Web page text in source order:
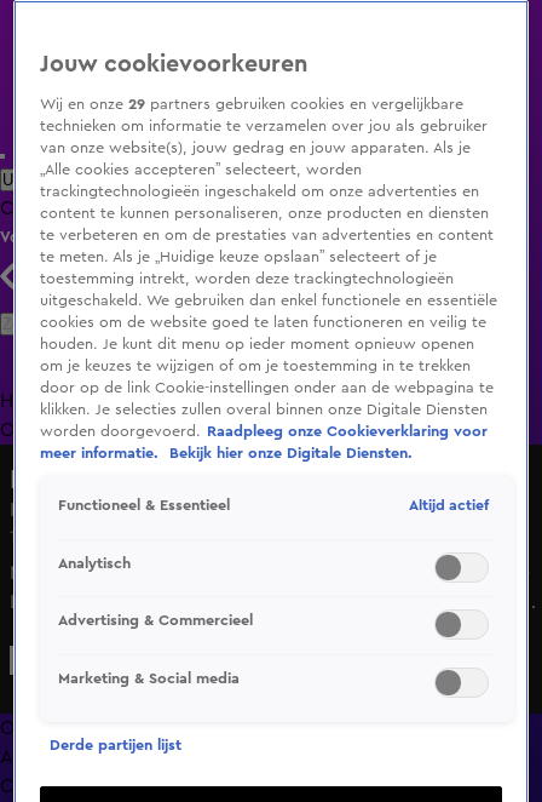
Uitzending Gemist Populaire programma's Zenders Genres
ClipsFilmsRadioSmart TV inlogShop
Volg KIJK
Zoeken
HomeUitzending Gemist Programma's De Bondgenoten
OranjezomerLivestreamsShop
Koeien melken: makkelijker gezegd dan gedaan!
14 mei 2025, 11:56
Nikita gaat voor het eerst een koe melken in Lang Leve de
Liefde, maar dat gaat anders dan verwacht. Gelukkig schiet
Tom te hulp. Is het boerenleven wel iets voor Nikita?
Overzicht
Afleveringen
Clips
Jouw cookievoorkeuren
Wij en onze29 partners gebruiken cookies en vergelijkbare
technieken om informatie te verzamelen over jou als gebruiker
van onze website(s), jouw gedrag en jouw apparaten. Als je
„Alle cookies accepteren” selecteert, worden
trackingtechnologieën ingeschakeld om onze advertenties en
content te kunnen personaliseren, onze producten en diensten
te verbeteren en om de prestaties van advertenties en content
te meten. Als je „Huidige keuze opslaan” selecteert of je
toestemming intrekt, worden deze trackingtechnologieën
uitgeschakeld. We gebruiken dan enkel functionele en essentiële
cookies om de website goed te laten functioneren en veilig te
houden. Je kunt dit menu op ieder moment opnieuw openen
om je keuzes te wijzigen of om je toestemming in te trekken
door op de link Cookie-instellingen onder aan de webpagina te
klikken. Je selecties zullen overal binnen onze Digitale Diensten
worden doorgevoerd.
Raadpleeg onze Cookieverklaring voor
meer informatie.
Bekijk hier onze Digitale Diensten.
Functioneel & Essentieel Altijd actief
Analytisch
Advertising & Commercieel
Marketing & Social media
Derde partijen lijst